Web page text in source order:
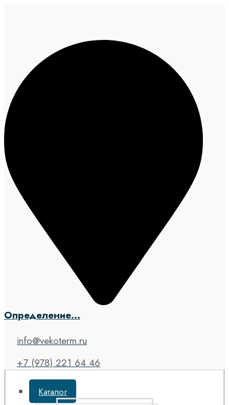
Определение...
info@vekoterm.ru
+7 (978) 221 64 46
Каталог